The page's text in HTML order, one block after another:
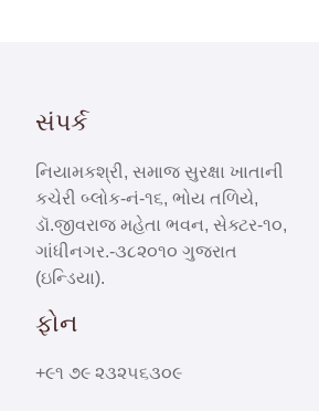
સંપર્ક
નિયામકશ્રી, સમાજ સુરક્ષા ખાતાની
કચેરી બ્લોક-નં-૧૬, ભોય તળિયે,
ડૉ.જીવરાજ મહેતા ભવન, સેક્ટર-૧૦,
ગાંધીનગર.-૩૮૨૦૧૦ ગુજરાત
(ઇન્ડિયા).
ફોન
+૯૧ ૭૯ ૨૩૨૫૬૩૦૯